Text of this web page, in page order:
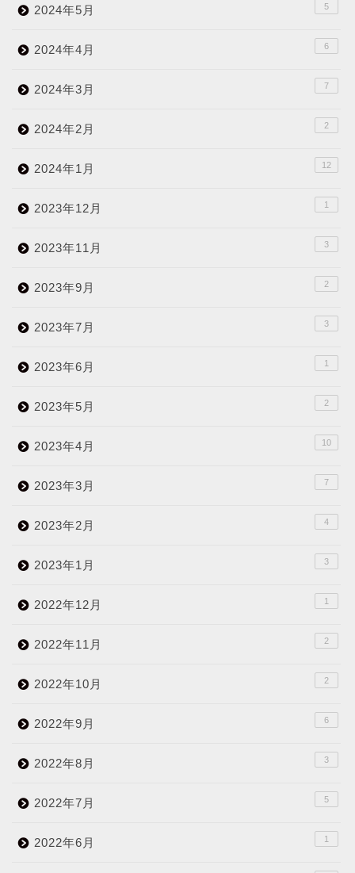
2024年5月 5
2024年4月 6
2024年3月 7
2024年2月 2
2024年1月 12
2023年12月 1
2023年11月 3
2023年9月 2
2023年7月 3
2023年6月 1
2023年5月 2
2023年4月 10
2023年3月 7
2023年2月 4
2023年1月 3
2022年12月 1
2022年11月 2
2022年10月 2
2022年9月 6
2022年8月 3
2022年7月 5
2022年6月 1